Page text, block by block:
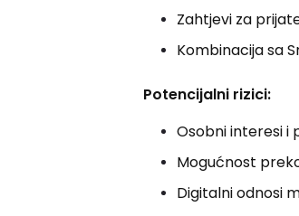
Zahtjevi za
Kombinacija sa
Potencijalni rizici:
Osobni interesi i
Mogućnost
Digitalni odnosi